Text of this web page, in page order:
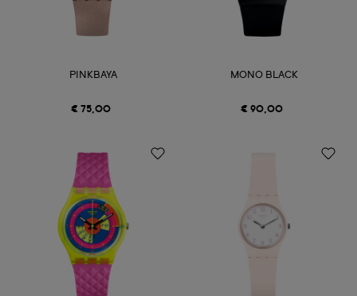
PINKBAYA
€ 75,00
MONO BLACK
€ 90,00